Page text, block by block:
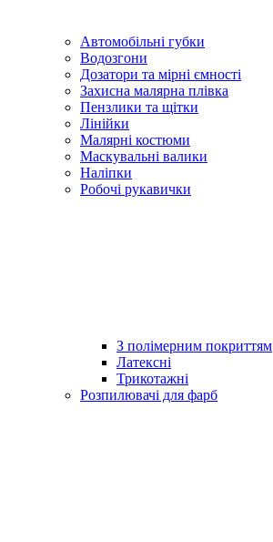
Автомобільні губки
Водозгони
Дозатори та мірні ємності
Захисна малярна плівка
Пензлики та щітки
Лінійки
Малярні костюми
Маскувальні валики
Наліпки
Робочі рукавички
З полімерним покриттям
Латексні
Трикотажні
Розпилювачі для фарб